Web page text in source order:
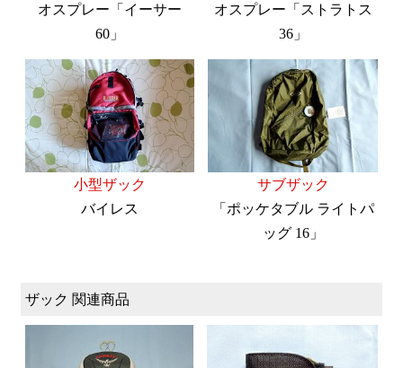
オスプレー「イーサー
60」
オスプレー「ストラトス
36」
小型ザック
バイレス
サブザック
「ポッケタブル ライトパ
ッグ 16」
ザック 関連商品